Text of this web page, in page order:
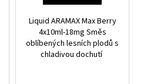
Liquid ARAMAX Max Berry
4x10ml-18mg Směs
oblíbených lesních plodů s
chladivou dochutí